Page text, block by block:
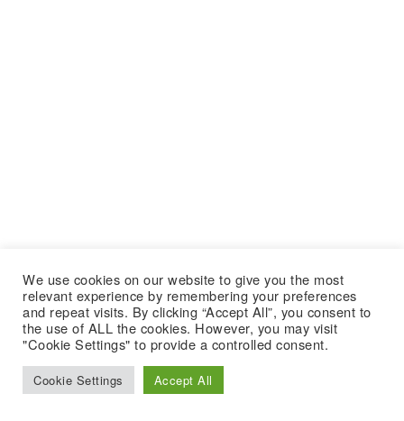
We use cookies on our website to give you the most
relevant experience by remembering your preferences
and repeat visits. By clicking “Accept All”, you consent to
the use of ALL the cookies. However, you may visit
"Cookie Settings" to provide a controlled consent.
Cookie Settings Accept All